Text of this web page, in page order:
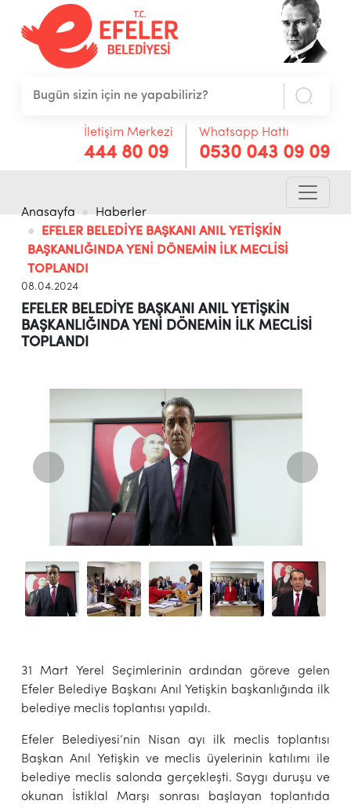
İletişim Merkezi
444 80 09
Whatsapp Hattı
0530 043 09 09
Anasayfa
Haberler
EFELER BELEDİYE BAŞKANI ANIL YETİŞKİN
BAŞKANLIĞINDA YENİ DÖNEMİN İLK MECLİSİ
TOPLANDI
08.04.2024
EFELER BELEDİYE BAŞKANI ANIL YETİŞKİN
BAŞKANLIĞINDA YENİ DÖNEMİN İLK MECLİSİ
TOPLANDI
31 Mart Yerel Seçimlerinin ardından göreve gelen
Efeler Belediye Başkanı Anıl Yetişkin başkanlığında ilk
belediye meclis toplantısı yapıldı.
Efeler Belediyesi’nin Nisan ayı ilk meclis toplantısı
Başkan Anıl Yetişkin ve meclis üyelerinin katılımı ile
belediye meclis salonda gerçekleşti. Saygı duruşu ve
okunan İstiklal Marşı sonrası başlayan toplantıda